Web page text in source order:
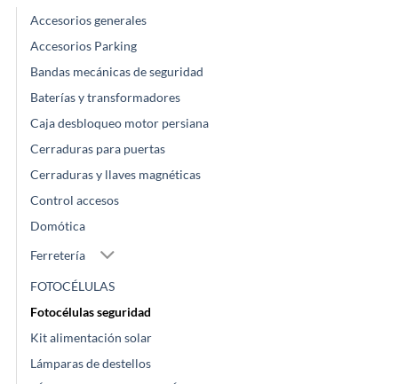
Accesorios generales
Accesorios Parking
Bandas mecánicas de seguridad
Baterías y transformadores
Caja desbloqueo motor persiana
Cerraduras para puertas
Cerraduras y llaves magnéticas
Control accesos
Domótica
Ferretería
FOTOCÉLULAS
Fotocélulas seguridad
Kit alimentación solar
Lámparas de destellos